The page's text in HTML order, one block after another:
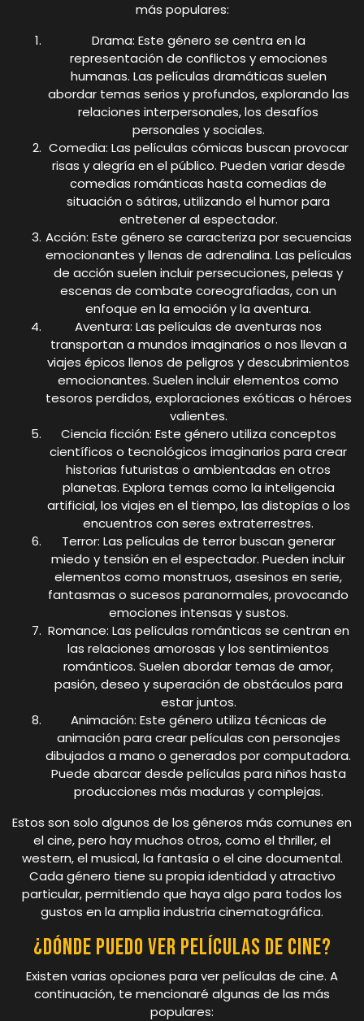
más populares:
Drama: Este género se centra en la
representación de conflictos y emociones
humanas. Las películas dramáticas suelen
abordar temas serios y profundos, explorando las
relaciones interpersonales, los desafíos
personales y sociales.
Comedia: Las películas cómicas buscan provocar
risas y alegría en el público. Pueden variar desde
comedias románticas hasta comedias de
situación o sátiras, utilizando el humor para
entretener al espectador.
Acción: Este género se caracteriza por secuencias
emocionantes y llenas de adrenalina. Las películas
de acción suelen incluir persecuciones, peleas y
escenas de combate coreografiadas, con un
enfoque en la emoción y la aventura.
Aventura: Las películas de aventuras nos
transportan a mundos imaginarios o nos llevan a
viajes épicos llenos de peligros y descubrimientos
emocionantes. Suelen incluir elementos como
tesoros perdidos, exploraciones exóticas o héroes
valientes.
Ciencia ficción: Este género utiliza conceptos
científicos o tecnológicos imaginarios para crear
historias futuristas o ambientadas en otros
planetas. Explora temas como la inteligencia
artificial, los viajes en el tiempo, las distopías o los
encuentros con seres extraterrestres.
Terror: Las películas de terror buscan generar
miedo y tensión en el espectador. Pueden incluir
elementos como monstruos, asesinos en serie,
fantasmas o sucesos paranormales, provocando
emociones intensas y sustos.
Romance: Las películas románticas se centran en
las relaciones amorosas y los sentimientos
románticos. Suelen abordar temas de amor,
pasión, deseo y superación de obstáculos para
estar juntos.
Animación: Este género utiliza técnicas de
animación para crear películas con personajes
dibujados a mano o generados por computadora.
Puede abarcar desde películas para niños hasta
producciones más maduras y complejas.
Estos son solo algunos de los géneros más comunes en
el cine, pero hay muchos otros, como el thriller, el
western, el musical, la fantasía o el cine documental.
Cada género tiene su propia identidad y atractivo
particular, permitiendo que haya algo para todos los
gustos en la amplia industria cinematográfica.
¿Dónde puedo ver películas de cine?
Existen varias opciones para ver películas de cine. A
continuación, te mencionaré algunas de las más
populares: